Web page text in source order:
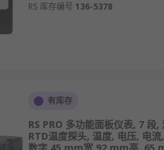
RS 库存编号 136-5378
有库存
RS PRO 多功能面板仪表, 7 段,
RTD温度探头, 温度, 电压, 电流